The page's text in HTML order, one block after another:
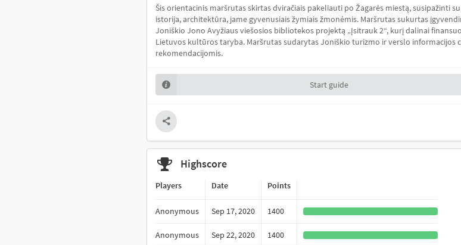
Šis orientacinis maršrutas skirtas dviračiais pakeliauti po Žagarės miestą, susipažinti
istorija, architektūra, jame gyvenusiais žymiais žmonėmis. Maršrutas sukurtas
Joniškio Jono Avyžiaus viešosios bibliotekos projektą „Įsitrauk 2“, kurį dalinai
Lietuvos kultūros taryba. Maršrutas sudarytas Joniškio turizmo ir verslo informacijos
rekomendacijomis.
Start guide
Highscore
Players Date Points
Anonymous Sep 17, 2020 1400
Anonymous Sep 22, 2020 1400